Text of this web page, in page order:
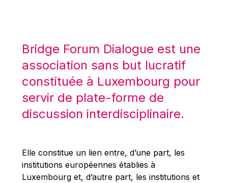
Mario Centeno
Mario Monti
Maroš ŠEFČOVIČ
Martin Bailey
Martine Reicherts
Michael Sohlman
Michel Goedert
Bridge Forum Dialogue est une
association sans but lucratif
constituée à Luxembourg pour
servir de plate-forme de
discussion interdisciplinaire.
Elle constitue un lien entre, d’une part, les
institutions européennes établies à
Luxembourg et, d’autre part, les institutions et